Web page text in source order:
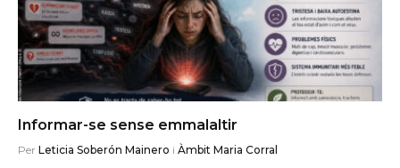
Informar-se sense emmalaltir
Per Leticia Soberón Mainero i Àmbit Maria Corral